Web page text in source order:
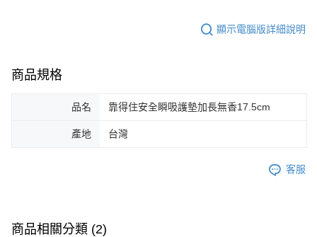
顯示電腦版詳細說明
商品規格
品名 靠得住安全瞬吸護墊加長無香17.5cm
產地 台灣
客服
商品相關分類 (2)